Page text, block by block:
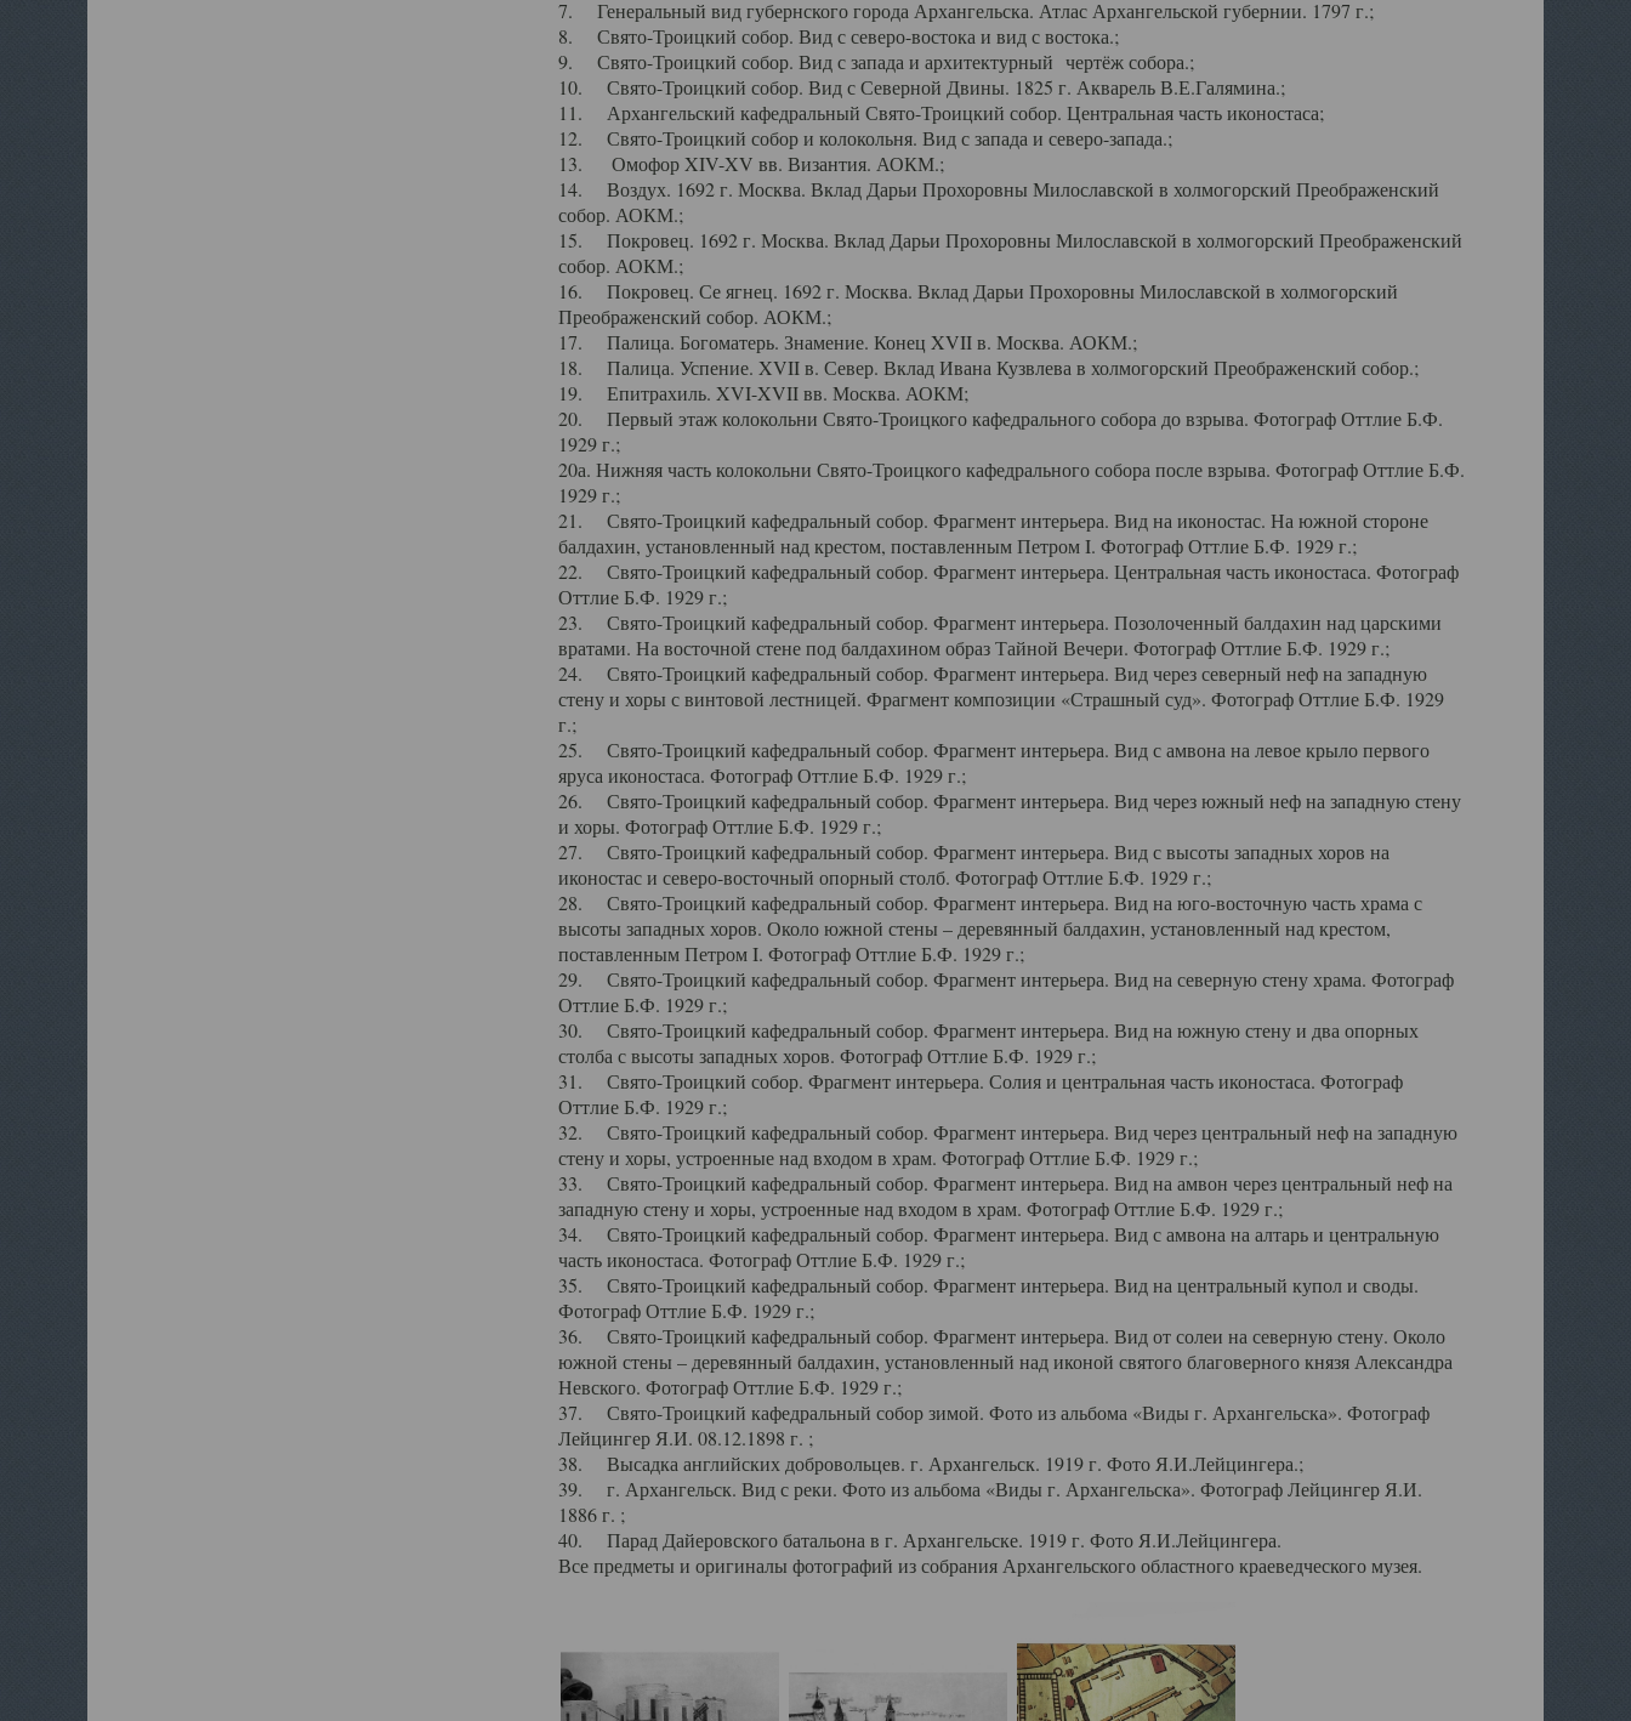
7. Генеральный вид губернского города Архангельска. Атлас Архангельской губернии. 1797 г.;
8. Свято-Троицкий собор. Вид с северо-востока и вид с востока.;
9. Свято-Троицкий собор. Вид с запада и архитектурный чертёж собора.;
10. Свято-Троицкий собор. Вид с Северной Двины. 1825 г. Акварель В.Е.Галямина.;
11. Архангельский кафедральный Свято-Троицкий собор. Центральная часть иконостаса;
12. Свято-Троицкий собор и колокольня. Вид с запада и северо-запада.;
13. Омофор XIV-XV вв. Византия. АОКМ.;
14. Воздух. 1692 г. Москва. Вклад Дарьи Прохоровны Милославской в холмогорский Преображенский
собор. АОКМ.;
15. Покровец. 1692 г. Москва. Вклад Дарьи Прохоровны Милославской в холмогорский Преображенский
собор. АОКМ.;
16. Покровец. Се ягнец. 1692 г. Москва. Вклад Дарьи Прохоровны Милославской в холмогорский
Преображенский собор. АОКМ.;
17. Палица. Богоматерь. Знамение. Конец XVII в. Москва. АОКМ.;
18. Палица. Успение. XVII в. Север. Вклад Ивана Кузвлева в холмогорский Преображенский собор.;
19. Епитрахиль. XVI-XVII вв. Москва. АОКМ;
20. Первый этаж колокольни Свято-Троицкого кафедрального собора до взрыва. Фотограф Оттлие Б.Ф.
1929 г.;
20а. Нижняя часть колокольни Свято-Троицкого кафедрального собора после взрыва. Фотограф Оттлие Б.Ф.
1929 г.;
21. Свято-Троицкий кафедральный собор. Фрагмент интерьера. Вид на иконостас. На южной стороне
балдахин, установленный над крестом, поставленным Петром I. Фотограф Оттлие Б.Ф. 1929 г.;
22. Свято-Троицкий кафедральный собор. Фрагмент интерьера. Центральная часть иконостаса. Фотограф
Оттлие Б.Ф. 1929 г.;
23. Свято-Троицкий кафедральный собор. Фрагмент интерьера. Позолоченный балдахин над царскими
вратами. На восточной стене под балдахином образ Тайной Вечери. Фотограф Оттлие Б.Ф. 1929 г.;
24. Свято-Троицкий кафедральный собор. Фрагмент интерьера. Вид через северный неф на западную
стену и хоры с винтовой лестницей. Фрагмент композиции «Страшный суд». Фотограф Оттлие Б.Ф. 1929
г.;
25. Свято-Троицкий кафедральный собор. Фрагмент интерьера. Вид с амвона на левое крыло первого
яруса иконостаса. Фотограф Оттлие Б.Ф. 1929 г.;
26. Свято-Троицкий кафедральный собор. Фрагмент интерьера. Вид через южный неф на западную стену
и хоры. Фотограф Оттлие Б.Ф. 1929 г.;
27. Свято-Троицкий кафедральный собор. Фрагмент интерьера. Вид с высоты западных хоров на
иконостас и северо-восточный опорный столб. Фотограф Оттлие Б.Ф. 1929 г.;
28. Свято-Троицкий кафедральный собор. Фрагмент интерьера. Вид на юго-восточную часть храма с
высоты западных хоров. Около южной стены – деревянный балдахин, установленный над крестом,
поставленным Петром I. Фотограф Оттлие Б.Ф. 1929 г.;
29. Свято-Троицкий кафедральный собор. Фрагмент интерьера. Вид на северную стену храма. Фотограф
Оттлие Б.Ф. 1929 г.;
30. Свято-Троицкий кафедральный собор. Фрагмент интерьера. Вид на южную стену и два опорных
столба с высоты западных хоров. Фотограф Оттлие Б.Ф. 1929 г.;
31. Свято-Троицкий собор. Фрагмент интерьера. Солия и центральная часть иконостаса. Фотограф
Оттлие Б.Ф. 1929 г.;
32. Свято-Троицкий кафедральный собор. Фрагмент интерьера. Вид через центральный неф на западную
стену и хоры, устроенные над входом в храм. Фотограф Оттлие Б.Ф. 1929 г.;
33. Свято-Троицкий кафедральный собор. Фрагмент интерьера. Вид на амвон через центральный неф на
западную стену и хоры, устроенные над входом в храм. Фотограф Оттлие Б.Ф. 1929 г.;
34. Свято-Троицкий кафедральный собор. Фрагмент интерьера. Вид с амвона на алтарь и центральную
часть иконостаса. Фотограф Оттлие Б.Ф. 1929 г.;
35. Свято-Троицкий кафедральный собор. Фрагмент интерьера. Вид на центральный купол и своды.
Фотограф Оттлие Б.Ф. 1929 г.;
36. Свято-Троицкий кафедральный собор. Фрагмент интерьера. Вид от солеи на северную стену. Около
южной стены – деревянный балдахин, установленный над иконой святого благоверного князя Александра
Невского. Фотограф Оттлие Б.Ф. 1929 г.;
37. Свято-Троицкий кафедральный собор зимой. Фото из альбома «Виды г. Архангельска». Фотограф
Лейцингер Я.И. 08.12.1898 г. ;
38. Высадка английских добровольцев. г. Архангельск. 1919 г. Фото Я.И.Лейцингера.;
39. г. Архангельск. Вид с реки. Фото из альбома «Виды г. Архангельска». Фотограф Лейцингер Я.И.
1886 г. ;
40. Парад Дайеровского батальона в г. Архангельске. 1919 г. Фото Я.И.Лейцингера.
Все предметы и оригиналы фотографий из собрания Архангельского областного краеведческого музея.